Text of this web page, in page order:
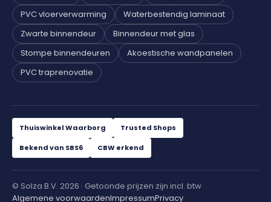
PVC vloerverwarming
Waterbestendig laminaat
Zwarte binnendeur
Binnendeur met glas
Stompe binnendeuren
Akoestische wandpanelen
PVC traprenovatie
Thuiswinkel Waarborg Trusted Shops
Bekend van SBS6 CBW erkend
© Solza B.V. 2026 · Getoonde prijzen zijn incl. btw
Algemene voorwaardenImpressumPrivacy